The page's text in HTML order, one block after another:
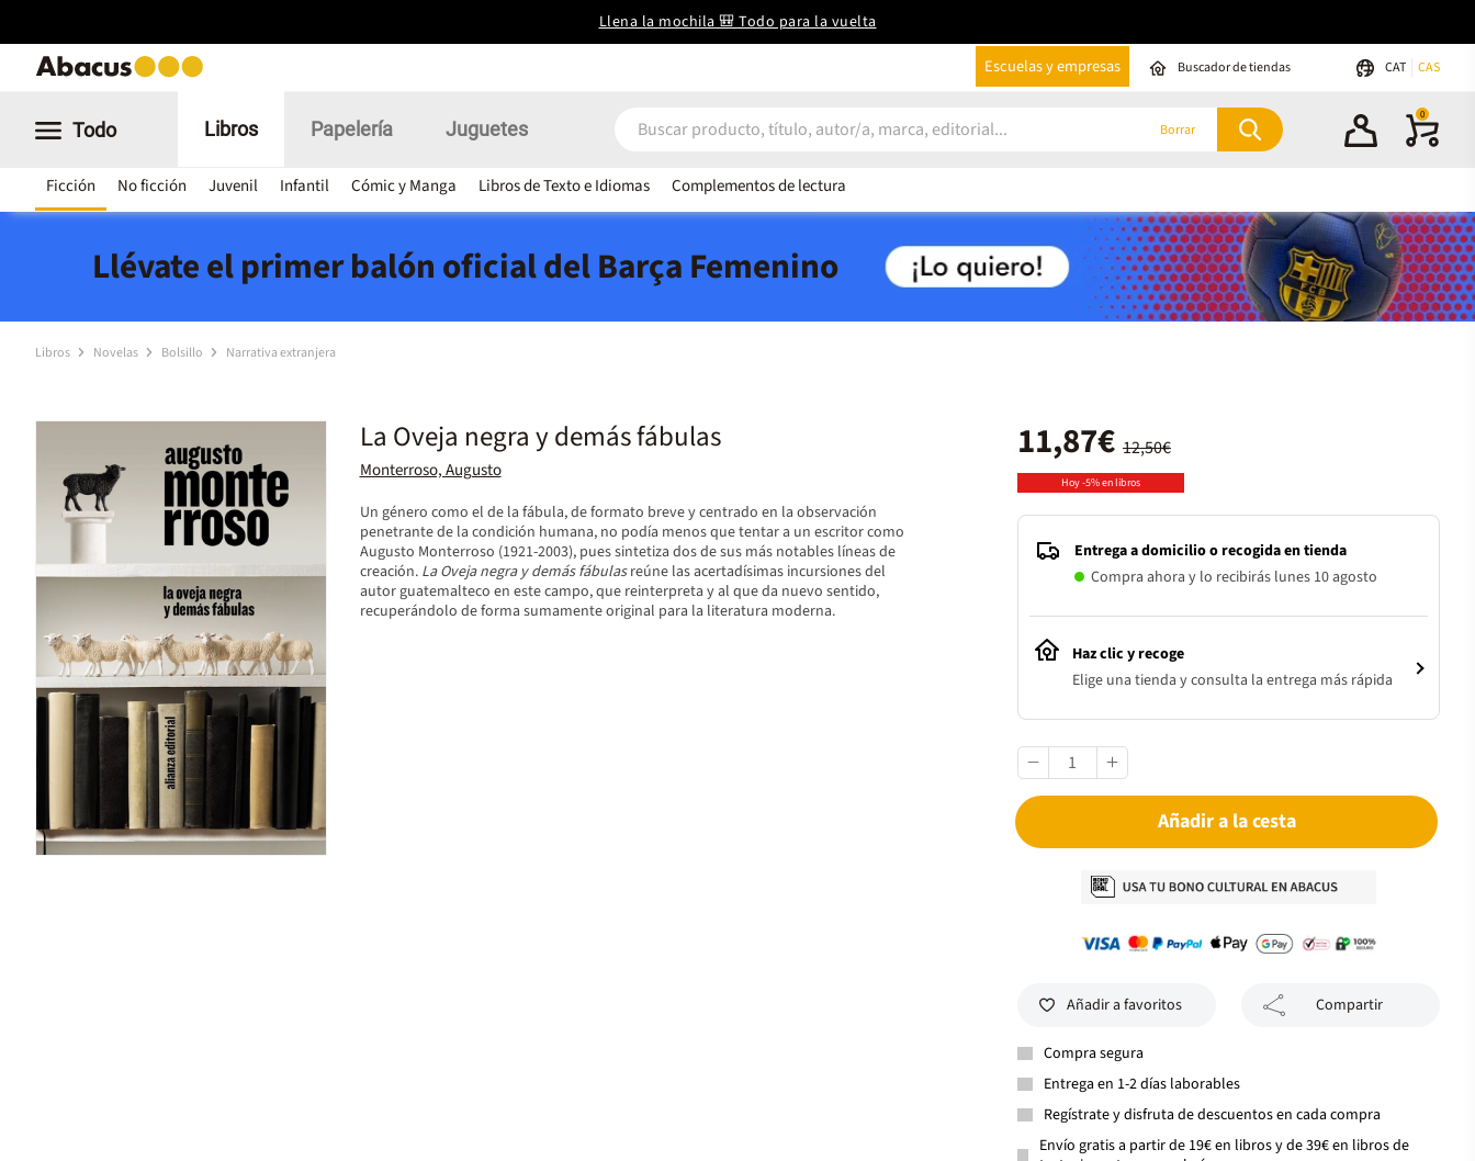
Llena la mochila 🎒 Todo para la vuelta
Escuelas y empresas Buscador de tiendas CAT CAS
Todo Libros
Ficción No ficción Juvenil Infantil Cómic y Manga Libros de Texto e Idiomas Complementos de lectura
Papelería Juguetes Borrar
0
Llévate el primer balón oficial del Barça Femenino
Libros Novelas Bolsillo Narrativa extranjera
La Oveja negra y demás fábulas
Monterroso, Augusto
Un género como el de la fábula, de formato breve y centrado en la observación
penetrante de la condición humana, no podía menos que tentar a un escritor como
Augusto Monterroso (1921-2003), pues sintetiza dos de sus más notables líneas de
creación. La Oveja negra y demás fábulasreúne las acertadísimas incursiones del
autor guatemalteco en este campo, que reinterpreta y al que da nuevo sentido,
recuperándolo de forma sumamente original para la literatura moderna.
12,50€
11,87€
Hoy -5% en libros
Entrega a domicilio o recogida en tienda
Compra ahora y lo recibirás lunes 10 agosto
Haz clic y recoge
Elige una tienda y consulta la entrega más rápida
Añadir a la cesta
Añadir a favoritos Compartir
Compra segura
Entrega en 1-2 días laborables
Regístrate y disfruta de descuentos en cada compra
Envío gratis a partir de 19€ en libros y de 39€ en libros de